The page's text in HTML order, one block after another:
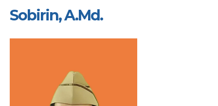
Sobirin, A.Md.